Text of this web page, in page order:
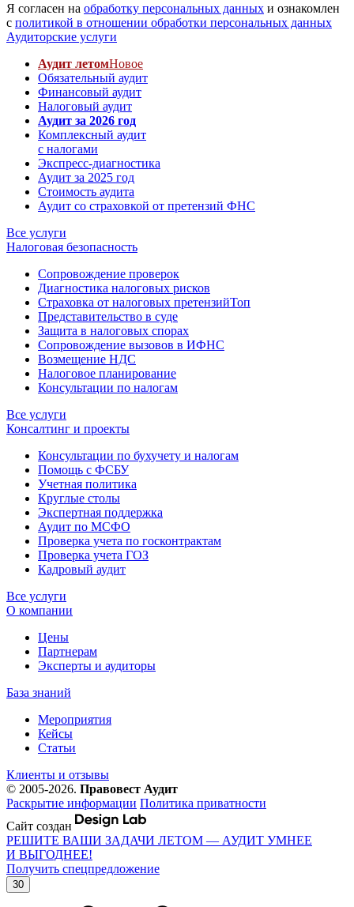
Я согласен на обработку персональных данных и ознакомлен
с политикой в отношении обработки персональных данных
Аудиторские услуги
Аудит летомНовое
Обязательный аудит
Финансовый аудит
Налоговый аудит
Аудит за 2026 год
Комплексный аудит
с налогами
Экспресс-диагностика
Аудит за 2025 год
Стоимость аудита
Аудит со страховкой от претензий ФНС
Все услуги
Налоговая безопасность
Сопровождение проверок
Диагностика налоговых рисков
Страховка от налоговых претензийТоп
Представительство в суде
Защита в налоговых спорах
Сопровождение вызовов в ИФНС
Возмещение НДС
Налоговое планирование
Консультации по налогам
Все услуги
Консалтинг и проекты
Консультации по бухучету и налогам
Помощь с ФСБУ
Учетная политика
Круглые столы
Экспертная поддержка
Аудит по МСФО
Проверка учета по госконтрактам
Проверка учета ГОЗ
Кадровый аудит
Все услуги
О компании
Цены
Партнерам
Эксперты и аудиторы
База знаний
Мероприятия
Кейсы
Статьи
Клиенты и отзывы
© 2005-2026. Правовест Аудит
Раскрытие информации Политика приватности
Сайт создан
РЕШИТЕ ВАШИ ЗАДАЧИ ЛЕТОМ — АУДИТ УМНЕЕ
И ВЫГОДНЕЕ!
Получить спецпредложение
30